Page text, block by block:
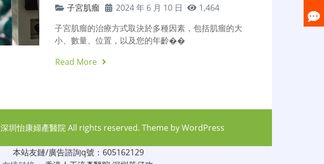
子宮肌瘤 2024 年 6 月 10 日
1,464
子宮肌瘤的治療方式取決於多種因素，包括肌瘤的大
小、數量、位置，以及您的年齡��
Read More
深圳怡康婦產醫院All rights reserved. Theme byWordPress
本站友鏈/廣告諮詢q號：605162129